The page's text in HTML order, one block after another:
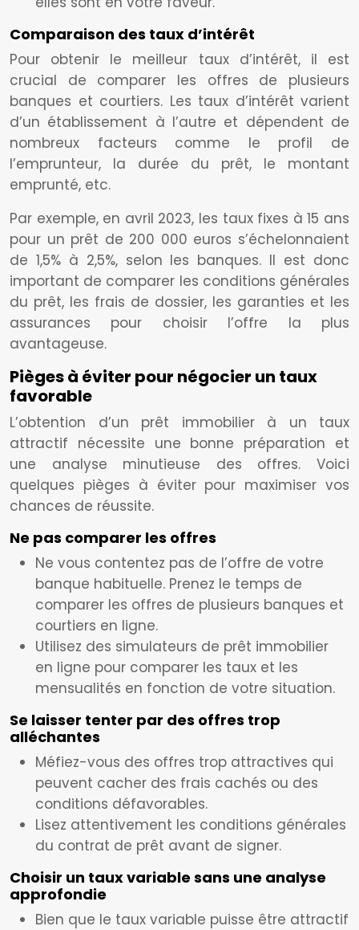
Comparaison des taux d’intérêt
Pour obtenir le meilleur taux d’intérêt, il est
crucial de comparer les offres de plusieurs
banques et courtiers. Les taux d’intérêt varient
d’un établissement à l’autre et dépendent de
nombreux facteurs comme le profil de
l’emprunteur, la durée du prêt, le montant
emprunté, etc.
Par exemple, en avril 2023, les taux fixes à 15 ans
pour un prêt de 200 000 euros s’échelonnaient
de 1,5% à 2,5%, selon les banques. Il est donc
important de comparer les conditions générales
du prêt, les frais de dossier, les garanties et les
assurances pour choisir l’offre la plus
avantageuse.
Pièges à éviter pour négocier un taux
favorable
L’obtention d’un prêt immobilier à un taux
attractif nécessite une bonne préparation et
une analyse minutieuse des offres. Voici
quelques pièges à éviter pour maximiser vos
chances de réussite.
Ne pas comparer les offres
Ne vous contentez pas de l’offre de votre
banque habituelle. Prenez le temps de
comparer les offres de plusieurs banques et
courtiers en ligne.
Utilisez des simulateurs de prêt immobilier
en ligne pour comparer les taux et les
mensualités en fonction de votre situation.
Se laisser tenter par des offres trop
alléchantes
Méfiez-vous des offres trop attractives qui
peuvent cacher des frais cachés ou des
conditions défavorables.
Lisez attentivement les conditions générales
du contrat de prêt avant de signer.
Choisir un taux variable sans une analyse
approfondie
Bien que le taux variable puisse être attractif